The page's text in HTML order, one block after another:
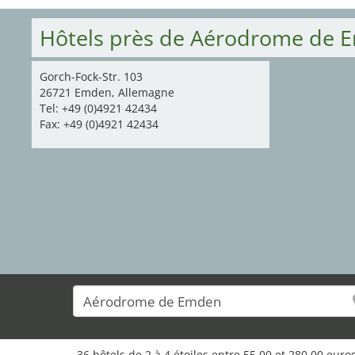
Hôtels près de Aérodrome de
Gorch-Fock-Str. 103
26721 Emden, Allemagne
Tel: +49 (0)4921 42434
Fax: +49 (0)4921 42434